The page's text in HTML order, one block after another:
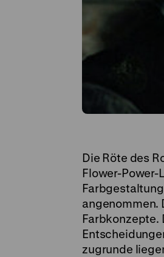
Die Röte des
Flower-
angenommen.
Farbkonzepte.
zugrunde